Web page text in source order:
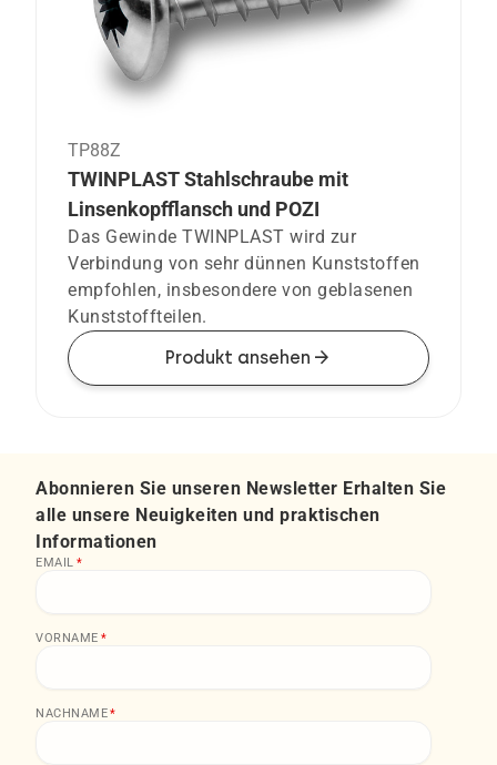
TP88Z
TWINPLAST Stahlschraube mit
Linsenkopfflansch und POZI
Das Gewinde TWINPLAST wird zur
Verbindung von sehr dünnen Kunststoffen
empfohlen, insbesondere von geblasenen
Kunststoffteilen.
Produkt ansehen arrow_forward
Abonnieren Sie unseren Newsletter Erhalten Sie
alle unsere Neuigkeiten und praktischen
Informationen
EMAIL *
VORNAME *
NACHNAME*